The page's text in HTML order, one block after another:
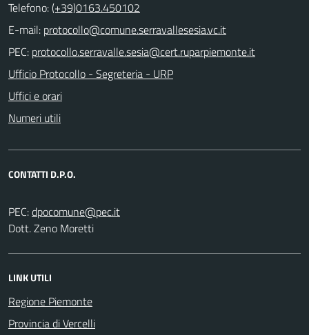
Telefono:(+39)0163.450102
E-mail:
PEC:
Ufficio Protocollo - Segreteria - URP
Uffici e orari
Numeri utili
CONTATTI D.P.O.
PEC:
Dott. Zeno Moretti
LINK UTILI
Regione Piemonte
Provincia di Vercelli